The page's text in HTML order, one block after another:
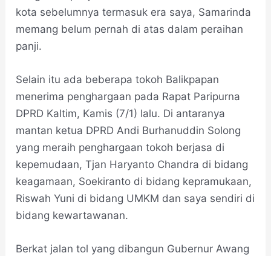
kota sebelumnya termasuk era saya, Samarinda
memang belum pernah di atas dalam peraihan
panji.
Selain itu ada beberapa tokoh Balikpapan
menerima penghargaan pada Rapat Paripurna
DPRD Kaltim, Kamis (7/1) lalu. Di antaranya
mantan ketua DPRD Andi Burhanuddin Solong
yang meraih penghargaan tokoh berjasa di
kepemudaan, Tjan Haryanto Chandra di bidang
keagamaan, Soekiranto di bidang kepramukaan,
Riswah Yuni di bidang UMKM dan saya sendiri di
bidang kewartawanan.
Berkat jalan tol yang dibangun Gubernur Awang